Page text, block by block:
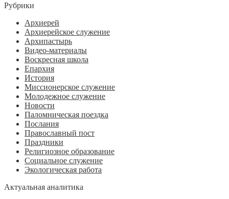
Рубрики
Архиерей
Архиерейское служение
Архипастырь
Видео-материалы
Воскресная школа
Епархия
История
Миссионерское служение
Молодежное служение
Новости
Паломническая поездка
Послания
Православный пост
Праздники
Религиозное образование
Социальное служение
Экологическая работа
Актуальная аналитика